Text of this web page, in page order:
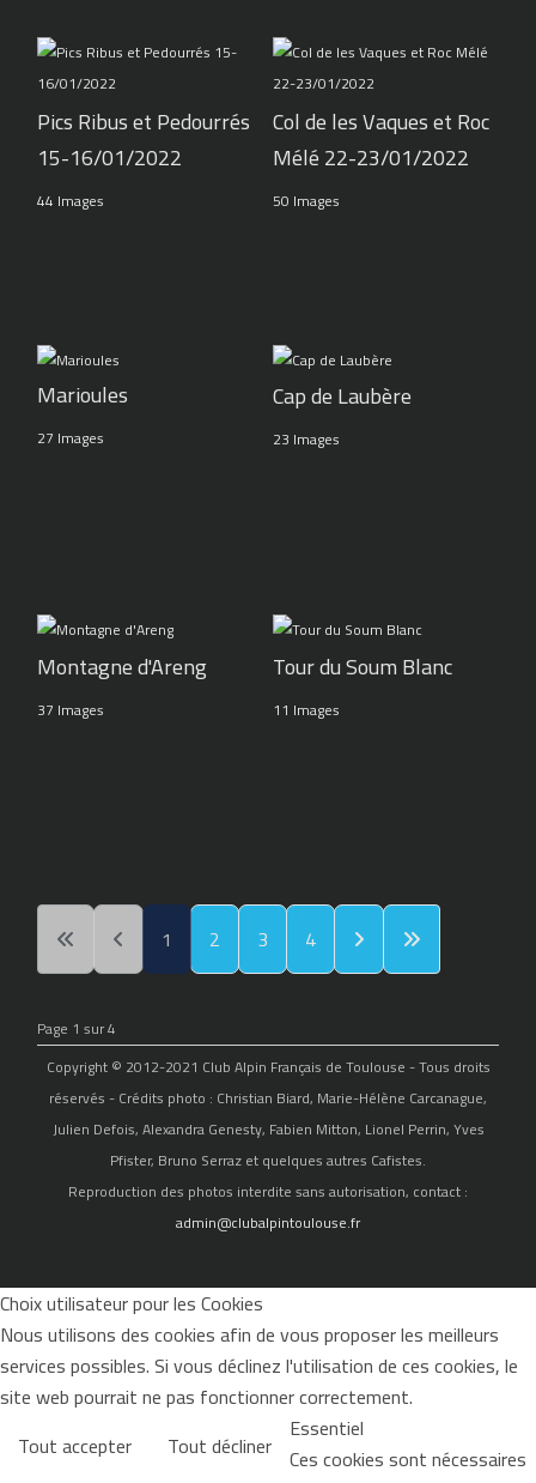
Pics Ribus et Pedourrés
15-16/01/2022
44 Images
Col de les Vaques et Roc
Mélé 22-23/01/2022
50 Images
Marioules
27 Images
Cap de Laubère
23 Images
Montagne d'Areng
37 Images
Tour du Soum Blanc
11 Images
1 2 3 4
Page 1 sur 4
Copyright © 2012-2021 Club Alpin Français de Toulouse - Tous droits
réservés - Crédits photo : Christian Biard, Marie-Hélène Carcanague,
Julien Defois, Alexandra Genesty, Fabien Mitton, Lionel Perrin, Yves
Pfister, Bruno Serraz et quelques autres Cafistes.
Reproduction des photos interdite sans autorisation, contact :
admin@clubalpintoulouse.fr
Choix utilisateur pour les Cookies
Nous utilisons des cookies afin de vous proposer les meilleurs
services possibles. Si vous déclinez l'utilisation de ces cookies, le
site web pourrait ne pas fonctionner correctement.
Tout accepter
Tout décliner Essentiel
Ces cookies sont nécessaires